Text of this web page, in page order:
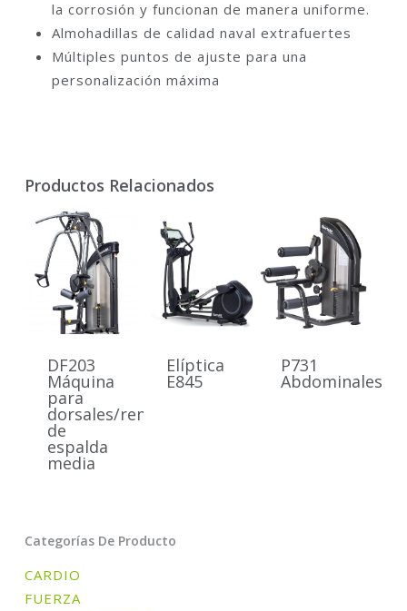
la corrosión y funcionan de manera uniforme.
Almohadillas de calidad naval extrafuertes
Múltiples puntos de ajuste para una
personalización máxima
Productos Relacionados
DF203
Máquina
para
dorsales/remo
de
espalda
media
Elíptica
E845
P731
Abdominales
Categorías De Producto
CARDIO
FUERZA